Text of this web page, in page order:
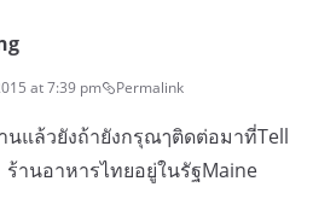
at 7:39 pm Permalink
แล้วยังถ้ายังกรุณๅติดต่อมาที่Tell
ร้านอาหารไทยอยู่ในรัฐMaine